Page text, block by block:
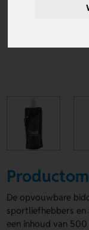
De opvouwbare
sportliefhebbers en
een inhoud van